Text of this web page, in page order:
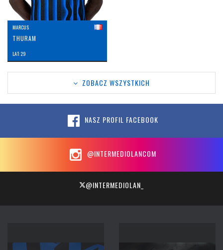
MARCUS
THURAM
LAT: 29
ZOBACZ WSZYSTKICH
NASZ PROFIL FACEBOOK
@INTERMEDIOLANCOM
@INTERMEDIOLAN_